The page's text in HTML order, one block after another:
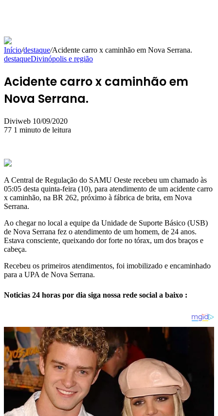
Início/destaque/Acidente carro x caminhão em Nova Serrana.
destaqueDivinópolis e região
Acidente carro x caminhão em
Nova Serrana.
Diviweb Mande
um
10/09/2020
77 1 minuto de leitura
A Central de Regulação do SAMU Oeste recebeu um chamado às
05:05 desta quinta-feira (10), para atendimento de um acidente carro
x caminhão, na BR 262, próximo à fábrica de brita, em Nova
Serrana.
Ao chegar no local a equipe da Unidade de Suporte Básico (USB)
de Nova Serrana fez o atendimento de um homem, de 24 anos.
Estava consciente, queixando dor forte no tórax, um dos braços e
cabeça.
Recebeu os primeiros atendimentos, foi imobilizado e encaminhado
para a UPA de Nova Serrana.
Noticias 24 horas por dia siga nossa rede social a baixo :